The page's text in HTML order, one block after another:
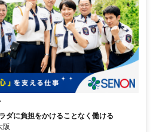
ダに負担をかけることなく働ける
阪